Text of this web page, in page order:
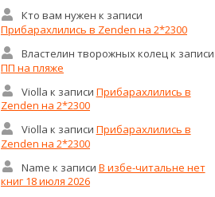
Кто вам нужен к записи
Прибарахлились в Zenden на 2*2300
Властелин творожных колецк записи
ПП на пляже
Violla к записи Прибарахлились в
Zenden на 2*2300
Violla к записи Прибарахлились в
Zenden на 2*2300
Name к записи В избе-читальне нет
книг 18 июля 2026